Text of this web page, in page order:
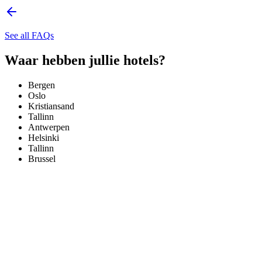
See all FAQs
Waar hebben jullie hotels?
Bergen
Oslo
Kristiansand
Tallinn
Antwerpen
Helsinki
Tallinn
Brussel